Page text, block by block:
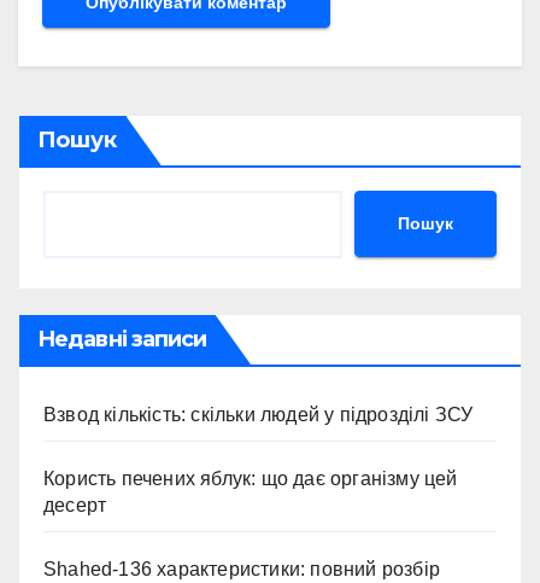
Пошук
Пошук
Недавні записи
Взвод кількість: скільки людей у підрозділі ЗСУ
Користь печених яблук: що дає організму цей
десерт
Shahed-136 характеристики: повний розбір